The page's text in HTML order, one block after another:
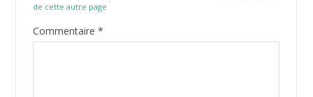
de cette autre page
Commentaire *